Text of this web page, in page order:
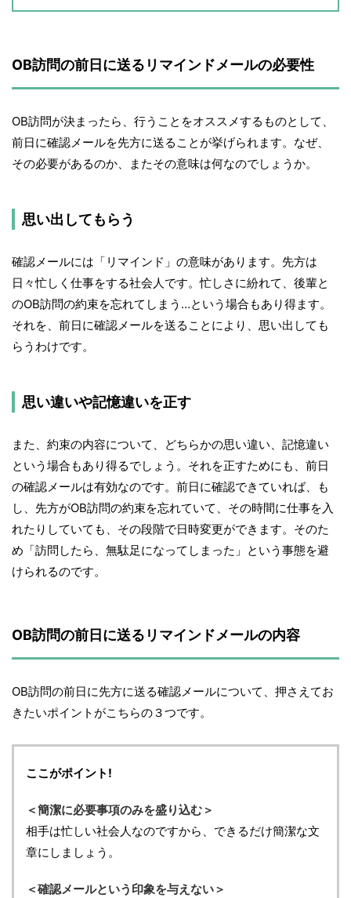
OB訪問の前日に送るリマインドメールの必要性
OB訪問が決まったら、行うことをオススメするものとして、
前日に確認メールを先方に送ることが挙げられます。なぜ、
その必要があるのか、またその意味は何なのでしょうか。
思い出してもらう
確認メールには「リマインド」の意味があります。先方は
日々忙しく仕事をする社会人です。忙しさに紛れて、後輩と
のOB訪問の約束を忘れてしまう…という場合もあり得ます。
それを、前日に確認メールを送ることにより、思い出しても
らうわけです。
思い違いや記憶違いを正す
また、約束の内容について、どちらかの思い違い、記憶違い
という場合もあり得るでしょう。それを正すためにも、前日
の確認メールは有効なのです。前日に確認できていれば、も
し、先方がOB訪問の約束を忘れていて、その時間に仕事を入
れたりしていても、その段階で日時変更ができます。そのた
め「訪問したら、無駄足になってしまった」という事態を避
けられるのです。
OB訪問の前日に送るリマインドメールの内容
OB訪問の前日に先方に送る確認メールについて、押さえてお
きたいポイントがこちらの３つです。
ここがポイント!
＜簡潔に必要事項のみを盛り込む＞
相手は忙しい社会人なのですから、できるだけ簡潔な文
章にしましょう。
＜確認メールという印象を与えない＞